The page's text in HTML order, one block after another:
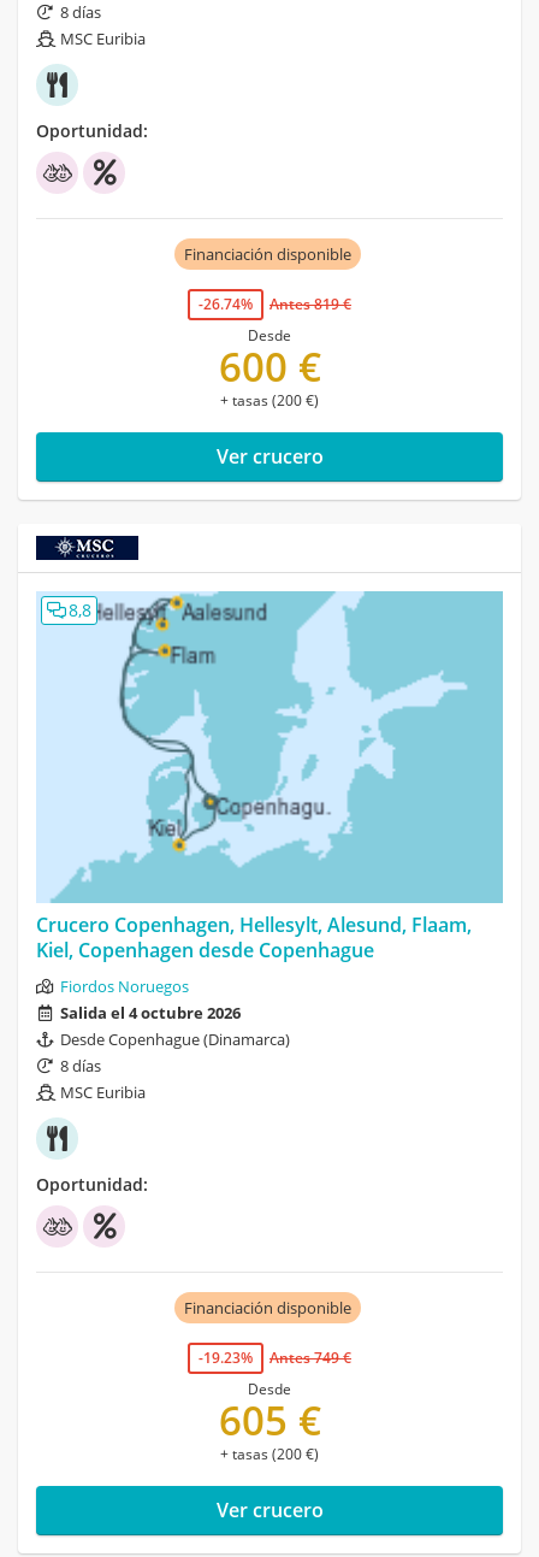
8 días
MSC Euribia
Oportunidad:
Financiación disponible
-26.74%
Antes 819 €
Desde
600 €
+ tasas (200 €)
Ver crucero
8,8
Crucero Copenhagen, Hellesylt, Alesund, Flaam,
Kiel, Copenhagen desde Copenhague
Fiordos Noruegos
Salida el 4 octubre 2026
Desde Copenhague (Dinamarca)
8 días
MSC Euribia
Oportunidad:
Financiación disponible
-19.23%
Antes 749 €
Desde
605 €
+ tasas (200 €)
Ver crucero